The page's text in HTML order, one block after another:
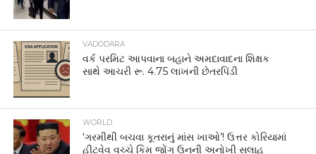
VADODARA
વર્ક પરમિટ આપવાના બહાને અમદાવાદના શિક્ષક
સાથે આચરી રૂ. 4.75 લાખની છેતરપિંડી
WORLD
‘ગરમીથી બચવા કૂતરાનું માંસ ખાઓ’! ઉત્તર કોરિયામાં
હીટવેવ વચ્ચે કિમ જોંગ ઉનની અનોખી સલાહ